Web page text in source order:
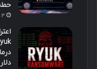
3 هفته پیش